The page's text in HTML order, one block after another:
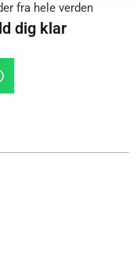
fra hele verden
dig klar